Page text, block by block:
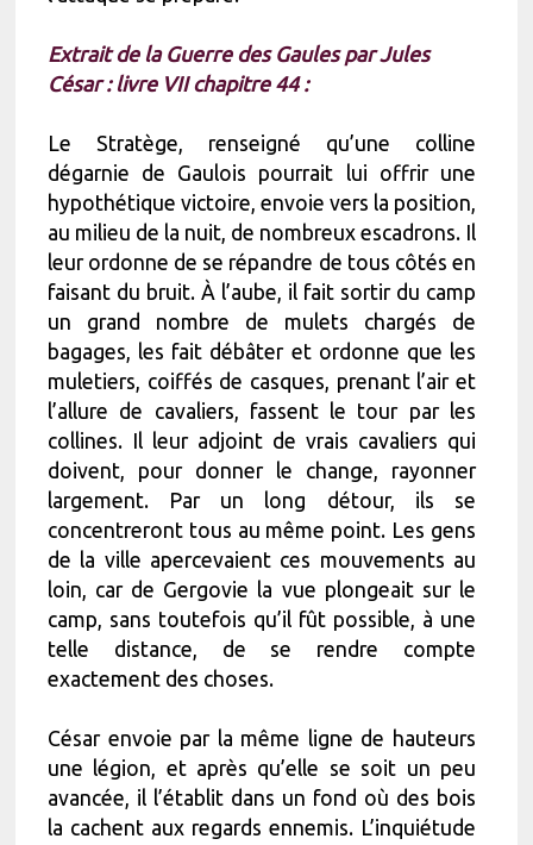
Extrait de la Guerre des Gaules par Jules
César : livre VII chapitre 44 :
Le Stratège, renseigné qu’une colline
dégarnie de Gaulois pourrait lui offrir une
hypothétique victoire, envoie vers la position,
au milieu de la nuit, de nombreux escadrons. Il
leur ordonne de se répandre de tous côtés en
faisant du bruit. À l’aube, il fait sortir du camp
un grand nombre de mulets chargés de
bagages, les fait débâter et ordonne que les
muletiers, coiffés de casques, prenant l’air et
l’allure de cavaliers, fassent le tour par les
collines. Il leur adjoint de vrais cavaliers qui
doivent, pour donner le change, rayonner
largement. Par un long détour, ils se
concentreront tous au même point. Les gens
de la ville apercevaient ces mouvements au
loin, car de Gergovie la vue plongeait sur le
camp, sans toutefois qu’il fût possible, à une
telle distance, de se rendre compte
exactement des choses.
César envoie par la même ligne de hauteurs
une légion, et après qu’elle se soit un peu
avancée, il l’établit dans un fond où des bois
la cachent aux regards ennemis. L’inquiétude